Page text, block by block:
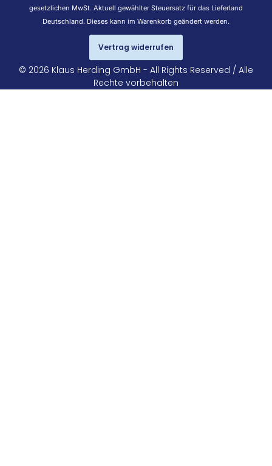
gesetzlichen MwSt. Aktuell gewählter Steuersatz für das Lieferland
Deutschland. Dieses kann im Warenkorb geändert werden.
Vertrag widerrufen
© 2026 Klaus Herding GmbH - All Rights Reserved / Alle
Rechte vorbehalten